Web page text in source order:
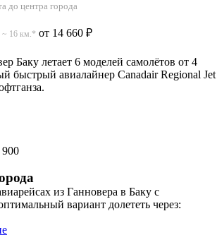
до центра города
~ 16 км.* от 14 660 ₽
Баку летает 6 моделей самолётов от 4
быстрый авиалайнер Canadair Regional Jet
900
из Ганновера в Баку с
вариант долететь через: